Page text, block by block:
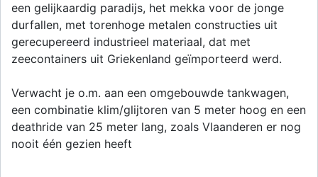
een gelijkaardig paradijs, het mekka voor de jonge
durfallen, met torenhoge metalen constructies uit
gerecupereerd industrieel materiaal, dat met
zeecontainers uit Griekenland geïmporteerd werd.
Verwacht je o.m. aan een omgebouwde tankwagen,
een combinatie klim/glijtoren van 5 meter hoog en een
deathride van 25 meter lang, zoals Vlaanderen er nog
nooit één gezien heeft